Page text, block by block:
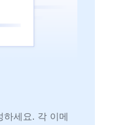
하세요. 각 이메